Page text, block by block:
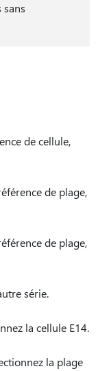
sans
de cellule,
de plage,
de plage,
série.
la cellule E14.
la plage